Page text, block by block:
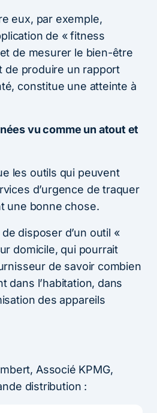
eux, par exemple,
de « fitness
de mesurer le bien-être
de produire un rapport
constitue une atteinte à
vu comme un atout et
les outils qui peuvent
d’urgence de traquer
une bonne chose.
disposer d’un outil «
domicile, qui pourrait
de savoir combien
dans l’habitation, dans
des appareils
Associé KPMG,
distribution :